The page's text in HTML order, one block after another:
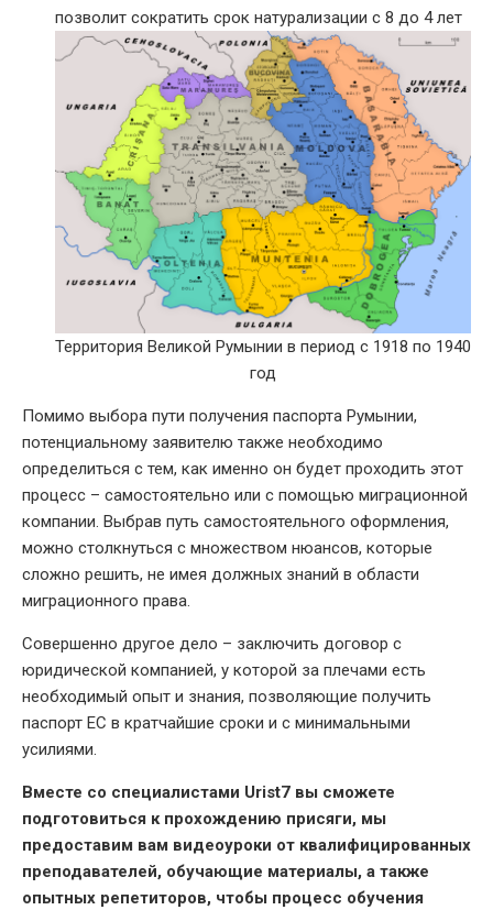
позволит сократить срок натурализации с 8 до 4 лет
Территория Великой Румынии в период с 1918 по 1940
год
Помимо выбора пути получения паспорта Румынии,
потенциальному заявителю также необходимо
определиться с тем, как именно он будет проходить этот
процесс – самостоятельно или с помощью миграционной
компании. Выбрав путь самостоятельного оформления,
можно столкнуться с множеством нюансов, которые
сложно решить, не имея должных знаний в области
миграционного права.
Совершенно другое дело – заключить договор с
юридической компанией, у которой за плечами есть
необходимый опыт и знания, позволяющие получить
паспорт ЕС в кратчайшие сроки и с минимальными
усилиями.
Вместе со специалистами Urist7 вы сможете
подготовиться к прохождению присяги, мы
предоставим вам видеоуроки от квалифицированных
преподавателей, обучающие материалы, а также
опытных репетиторов, чтобы процесс обучения